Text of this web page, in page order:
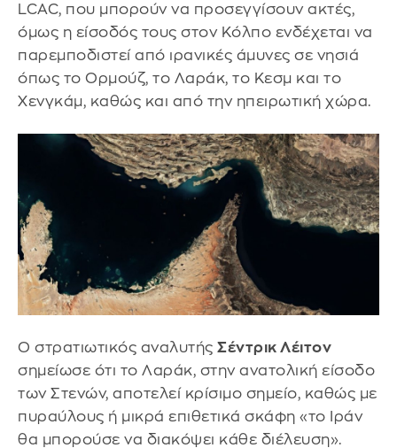
LCAC, που μπορούν να προσεγγίσουν ακτές,
όμως η είσοδός τους στον Κόλπο ενδέχεται να
παρεμποδιστεί από ιρανικές άμυνες σε νησιά
όπως το Ορμούζ, το Λαράκ, το Κεσμ και το
Χενγκάμ, καθώς και από την ηπειρωτική χώρα.
Ο στρατιωτικός αναλυτής Σέντρικ Λέιτον
σημείωσε ότι το Λαράκ, στην ανατολική είσοδο
των Στενών, αποτελεί κρίσιμο σημείο, καθώς με
πυραύλους ή μικρά επιθετικά σκάφη «το Ιράν
θα μπορούσε να διακόψει κάθε διέλευση».